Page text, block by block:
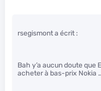
rsegismont a écrit :
Bah y’a aucun doute que
acheter à bas-prix Nokia